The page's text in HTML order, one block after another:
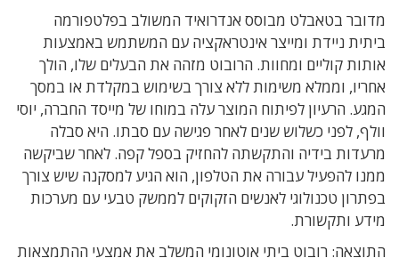
מדובר בטאבלט מבוסס אנדרואיד המשולב בפלטפורמה
ביתית ניידת ומייצר אינטראקציה עם המשתמש באמצעות
אותות קוליים ומחוות. הרובוט מזהה את הבעלים שלו, הולך
אחריו, וממלא משימות ללא צורך בשימוש במקלדת או במסך
המגע. הרעיון לפיתוח המוצר עלה במוחו של מייסד החברה, יוסי
וולף, לפני כשלוש שנים לאחר פגישה עם סבתו. היא סבלה
מרעדות בידיה והתקשתה להחזיק בספל קפה. לאחר שביקשה
ממנו להפעיל עבורה את הטלפון, הוא הגיע למסקנה שיש צורך
בפתרון טכנולוגי לאנשים הזקוקים לממשק טבעי עם מערכות
מידע ותקשורת.
התוצאה: רובוט ביתי אוטונומי המשלב את אמצעי ההתמצאות